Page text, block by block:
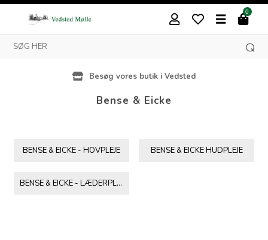
0
Besøg vores butik i Vedsted
Bense & Eicke
BENSE & EICKE - HOVPLEJE BENSE & EICKE HUDPLEJE
BENSE & EICKE - LÆDERPLEJE